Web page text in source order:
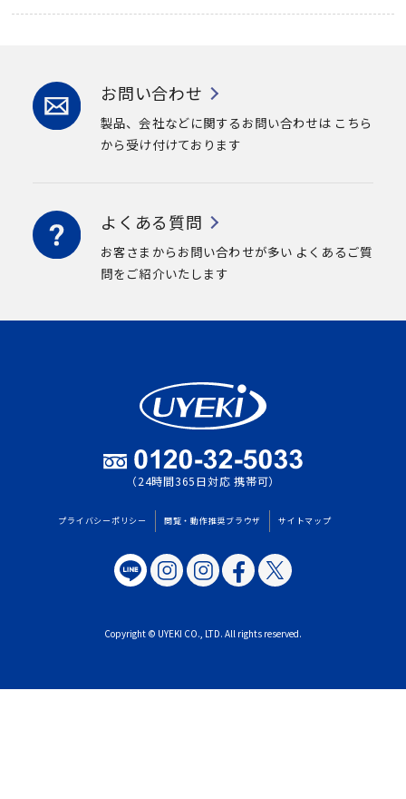
お問い合わせ
製品、会社などに関するお問い合わせは こちら
から受け付けております
よくある質問
お客さまからお問い合わせが多い よくあるご質
問をご紹介いたします
（24時間365日対応 携帯可）
プライバシーポリシー 閲覧・動作推奨ブラウザ サイトマップ
Copyright © UYEKI CO., LTD. All rights reserved.